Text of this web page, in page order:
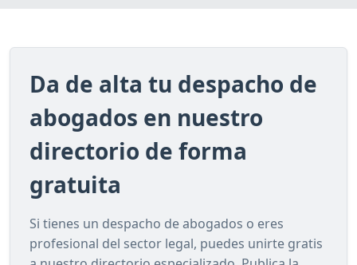
Da de alta tu despacho de
abogados en nuestro
directorio de forma
gratuita
Si tienes un despacho de abogados o eres
profesional del sector legal, puedes unirte gratis